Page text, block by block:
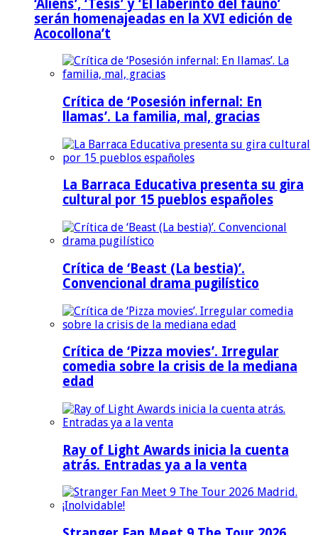
‘Aliens’, ‘Tesis’ y ‘El laberinto del fauno’
serán homenajeadas en la XVI edición de
Acocollona’t
Crítica de ‘Posesión infernal: En
llamas’. La familia, mal, gracias
La Barraca Educativa presenta su gira
cultural por 15 pueblos españoles
Crítica de ‘Beast (La bestia)’.
Convencional drama pugilístico
Crítica de ‘Pizza movies’. Irregular
comedia sobre la crisis de la mediana
edad
Ray of Light Awards inicia la cuenta
atrás. Entradas ya a la venta